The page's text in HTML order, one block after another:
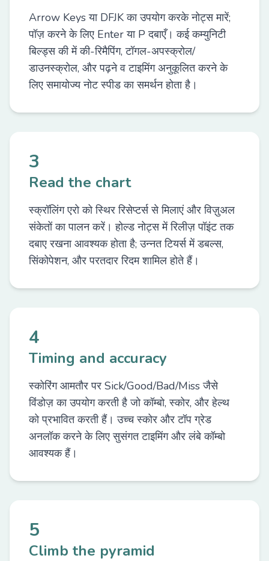
Arrow Keys या DFJK का उपयोग करके नोट्स मारें;
पॉज़ करने के लिए Enter या P दबाएँ। कई कम्युनिटी
बिल्ड्स की में की-रिमैपिंग, टॉगल-अपस्क्रोल/
डाउनस्क्रोल, और पढ़ने व टाइमिंग अनुकूलित करने के
लिए समायोज्य नोट स्पीड का समर्थन होता है।
3
Read the chart
स्क्रॉलिंग एरो को स्थिर रिसेप्टर्स से मिलाएं और विज़ुअल
संकेतों का पालन करें। होल्ड नोट्स में रिलीज़ पॉइंट तक
दबाए रखना आवश्यक होता है; उन्नत टियर्स में डबल्स,
सिंकोपेशन, और परतदार रिदम शामिल होते हैं।
4
Timing and accuracy
स्कोरिंग आमतौर पर Sick/Good/Bad/Miss जैसे
विंडोज़ का उपयोग करती है जो कॉम्बो, स्कोर, और हेल्थ
को प्रभावित करती हैं। उच्च स्कोर और टॉप ग्रेड
अनलॉक करने के लिए सुसंगत टाइमिंग और लंबे कॉम्बो
आवश्यक हैं।
5
Climb the pyramid